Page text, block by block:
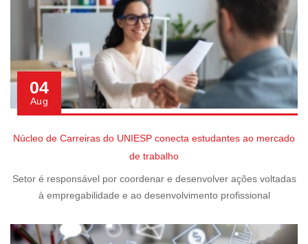
04
Aug
Núcleo de Carreiras do UNIESP conecta estudantes ao mercado
de trabalho
Setor é responsável por coordenar e desenvolver ações voltadas
à empregabilidade e ao desenvolvimento profissional